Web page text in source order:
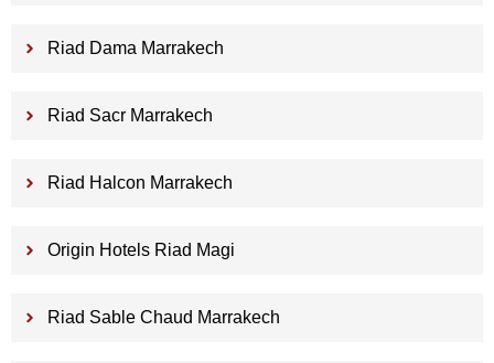
Riad Dama Marrakech
Riad Sacr Marrakech
Riad Halcon Marrakech
Origin Hotels Riad Magi
Riad Sable Chaud Marrakech